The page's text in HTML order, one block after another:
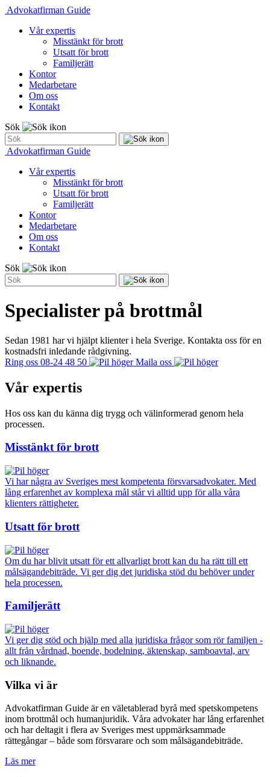
Advokatfirman Guide
Vår expertis
Misstänkt för brott
Utsatt för brott
Familjerätt
Kontor
Medarbetare
Om oss
Kontakt
Sök
Advokatfirman Guide
Vår expertis
Misstänkt för brott
Utsatt för brott
Familjerätt
Kontor
Medarbetare
Om oss
Kontakt
Sök
Specialister på brottmål
Sedan 1981 har vi hjälpt klienter i hela Sverige. Kontakta oss för en
kostnadsfri inledande rådgivning.
Ring oss 08-24 48 50
Maila oss
Vår expertis
Hos oss kan du känna dig trygg och välinformerad genom hela
processen.
Misstänkt för brott
Vi har några av Sveriges mest kompetenta försvarsadvokater. Med
lång erfarenhet av komplexa mål står vi alltid upp för alla våra
klienters rättigheter.
Utsatt för brott
Om du har blivit utsatt för ett allvarligt brott kan du ha rätt till ett
målsägandebiträde. Vi ger dig det juridiska stöd du behöver under
hela processen.
Familjerätt
Vi ger dig stöd och hjälp med alla juridiska frågor som rör familjen -
allt från vårdnad, boende, bodelning, äktenskap, samboavtal, arv
och liknande.
Vilka vi är
Advokatfirman Guide är en väletablerad byrå med spetskompetens
inom brottmål och humanjuridik. Våra advokater har lång erfarenhet
och har deltagit i flera av Sveriges mest uppmärksammade
rättegångar – både som försvarare och som målsägandebiträde.
Läs mer